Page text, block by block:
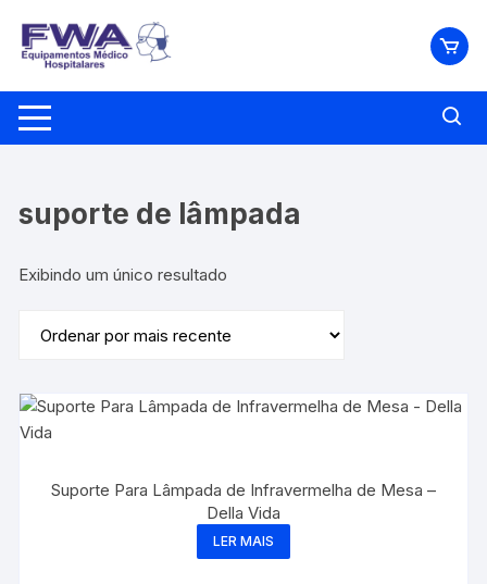
para
conteúdo
suporte de lâmpada
Exibindo um único resultado
Suporte Para Lâmpada de Infravermelha de Mesa –
Della Vida
LER MAIS